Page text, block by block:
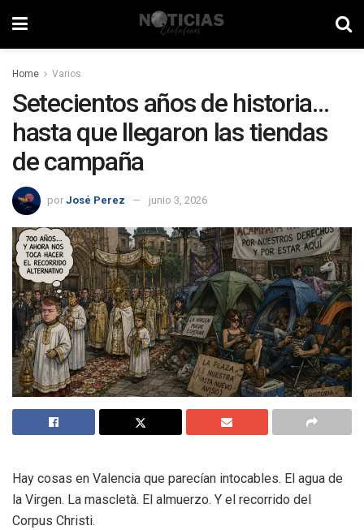
Home Varios
Setecientos años de historia…
hasta que llegaron las tiendas
de campaña
por José Perez junio 3, 2026
Hay cosas en Valencia que parecían intocables. El agua de
la Virgen. La mascletà. El almuerzo. Y el recorrido del
Corpus Christi.